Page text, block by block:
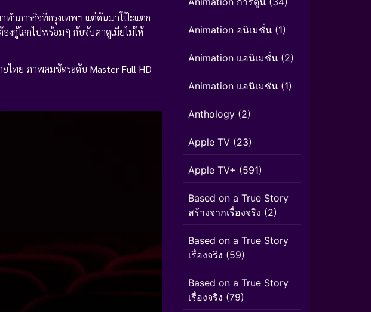
ำภารกิจที่กรุงเทพฯ แต่ดันมาโป๊ะแตก
องกู้โลกไปพร้อมๆ กับจับตาดูเมียไม่ให้
ยไทย ภาพคมชัดระดับ Master Full HD
Animation อนิเมชั่น (1)
Animation แอนิเมชั่น (2)
Animation แอนิเมชัน (1)
Anthology (2)
Apple TV (23)
Apple TV+ (591)
Based on a True Story
สร้างจากเรื่องจริง (2)
Based on a True Story
เรื่องจริง (59)
Based on a True Story
เรื่องจริง (79)